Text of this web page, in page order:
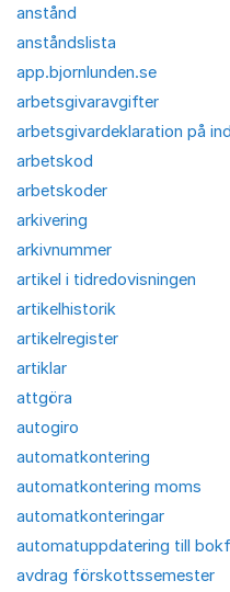
anstånd
anståndslista
app.bjornlunden.se
arbetsgivaravgifter
arbetsgivardeklaration på
arbetskod
arbetskoder
arkivering
arkivnummer
artikel i tidredovisningen
artikelhistorik
artikelregister
artiklar
attgöra
autogiro
automatkontering
automatkontering moms
automatkonteringar
automatuppdatering till
avdrag förskottssemester